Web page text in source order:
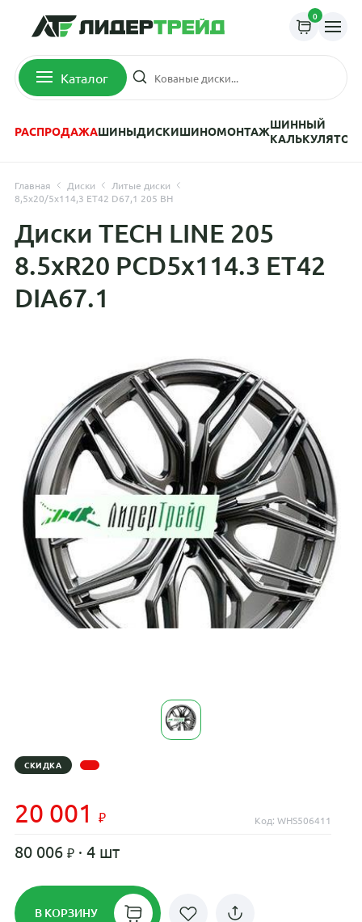
0
Каталог
РАСПРОДАЖАШИНЫДИСКИШИНОМОНТАЖШИННЫЙ
КАЛЬКУЛЯТОР
Главная Диски
Литые диски
8,5x20/5x114,3 ET42 D67,1 205 BH
Диски TECH LINE 205
8.5xR20 PCD5x114.3 ET42
DIA67.1
СКИДКА
20 001 Код: WHS506411
80 006 · 4 шт
В КОРЗИНУ